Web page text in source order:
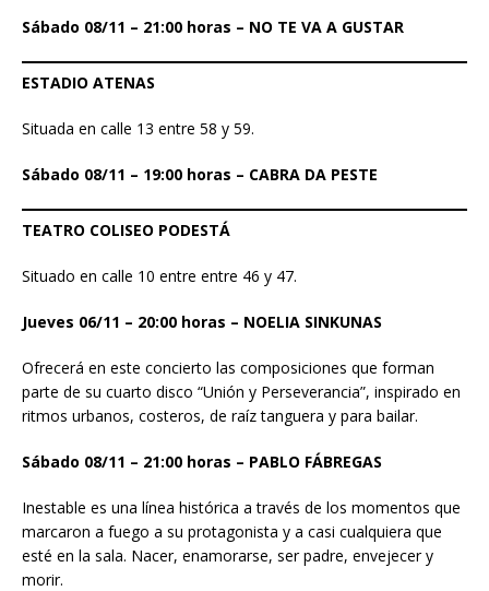
Sábado 08/11 – 21:00 horas – NO TE VA A GUSTAR
ESTADIO ATENAS
Situada en calle 13 entre 58 y 59.
Sábado 08/11 – 19:00 horas – CABRA DA PESTE
TEATRO COLISEO PODESTÁ
Situado en calle 10 entre entre 46 y 47.
Jueves 06/11 – 20:00 horas – NOELIA SINKUNAS
Ofrecerá en este concierto las composiciones que forman
parte de su cuarto disco “Unión y Perseverancia”, inspirado en
ritmos urbanos, costeros, de raíz tanguera y para bailar.
Sábado 08/11 – 21:00 horas – PABLO FÁBREGAS
Inestable es una línea histórica a través de los momentos que
marcaron a fuego a su protagonista y a casi cualquiera que
esté en la sala. Nacer, enamorarse, ser padre, envejecer y
morir.